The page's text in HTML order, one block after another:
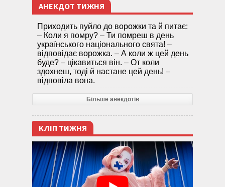
АНЕКДОТ ТИЖНЯ
Приходить пуйло до ворожки та й питає:
– Коли я помру? – Ти помреш в день
українського національного свята! –
відповідає ворожка. – А коли ж цей день
буде? – цікавиться він. – От коли
здохнеш, тоді й настане цей день! –
відповіла вона.
Більше анекдотів
КЛІП ТИЖНЯ